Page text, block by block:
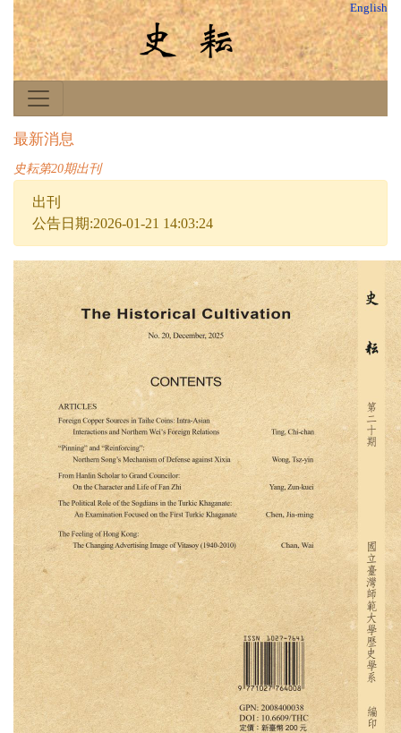
English
最新消息
史耘第20期出刊
出刊
公告日期:2026-01-21 14:03:24